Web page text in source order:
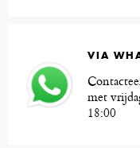
VIA
met
18:00